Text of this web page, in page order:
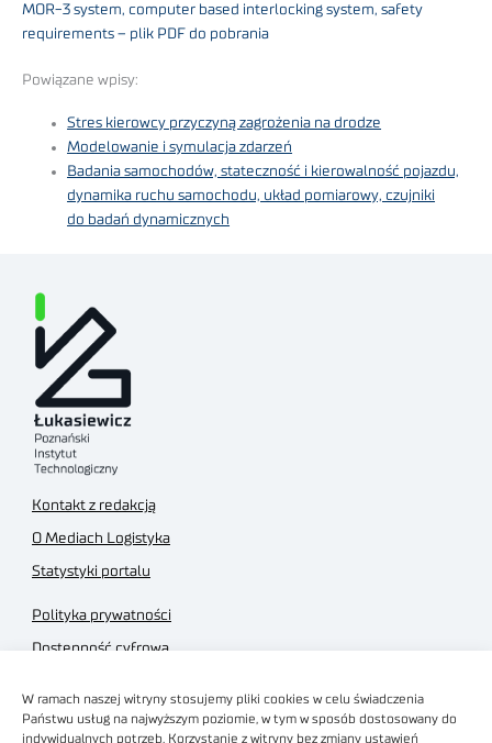
W ramach naszej witryny stosujemy pliki cookies w celu świadczenia
Państwu usług na najwyższym poziomie, w tym w sposób dostosowany do
indywidualnych potrzeb. Korzystanie z witryny bez zmiany ustawień
MOR-3 system, computer based interlocking system, safety
requirements – plik PDF do pobrania
Powiązane wpisy:
Stres kierowcy przyczyną zagrożenia na drodze
Modelowanie i symulacja zdarzeń
Badania samochodów, stateczność i kierowalność pojazdu,
dynamika ruchu samochodu, układ pomiarowy, czujniki
do badań dynamicznych
Kontakt z redakcją
O Mediach Logistyka
Statystyki portalu
Polityka prywatności
Dostępność cyfrowa
Regulamin sklepu